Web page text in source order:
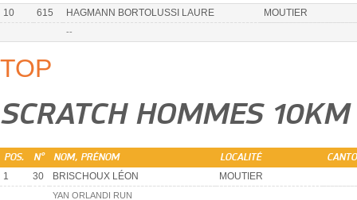
10 615 HAGMANN BORTOLUSSI LAURE MOUTIER
--
TOP
SCRATCH HOMMES 10KM
POS. N° NOM, PRÉNOM LOCALITÉ
1 30 BRISCHOUX LÉON MOUTIER
YAN ORLANDI RUN